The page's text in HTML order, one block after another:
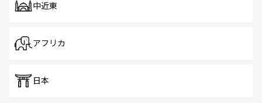
中近東
アフリカ
日本